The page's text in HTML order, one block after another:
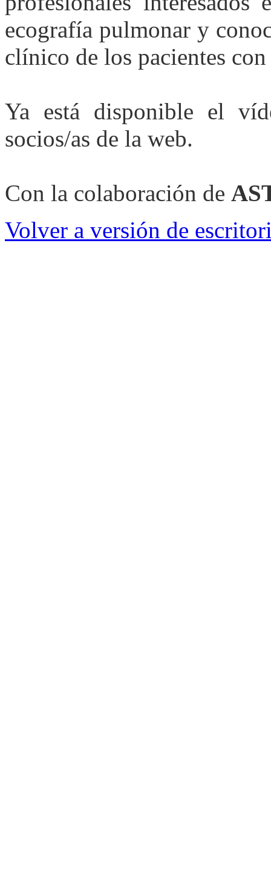
ecografía pulmonar y
clínico de los pacientes
Ya está disponible el
socios/as de la web.
Con la colaboración de
Volver a versión de